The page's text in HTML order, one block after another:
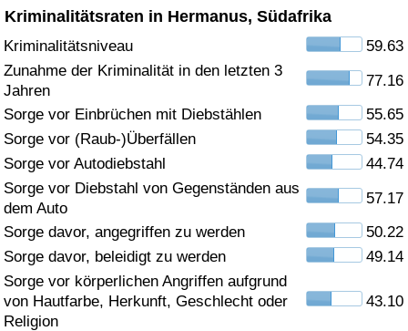
Kriminalitätsraten in Hermanus, Südafrika
Kriminalitätsniveau
59.63
Zunahme der Kriminalität in den letzten 3
Jahren
77.16
Sorge vor Einbrüchen mit Diebstählen
55.65
Sorge vor (Raub-)Überfällen
54.35
Sorge vor Autodiebstahl
44.74
Sorge vor Diebstahl von Gegenständen aus
dem Auto
57.17
Sorge davor, angegriffen zu werden
50.22
Sorge davor, beleidigt zu werden
49.14
Sorge vor körperlichen Angriffen aufgrund
von Hautfarbe, Herkunft, Geschlecht oder
Religion
43.10
Kriminalitäts-Index (aktuell)
Kriminalitäts-Index
Kriminalitätsindex nach Land
Gesundheitsversorgung
Gesundheitsversorgungs-Index (aktuell)
Gesundheitsversorgungs-Index
Gesundheitsversorgungs-Index nach Land